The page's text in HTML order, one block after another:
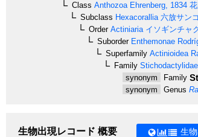
Class AnthozoaEhrenberg, 1834
Subclass Hexacorallia六放サン
OrderActiniariaイソギンチャ
SuborderEnthemonae
Superfamily Actinioidea
Family Stichodactylidae
synonym
Family
synonym Genus
生物出現レコード 概要 生